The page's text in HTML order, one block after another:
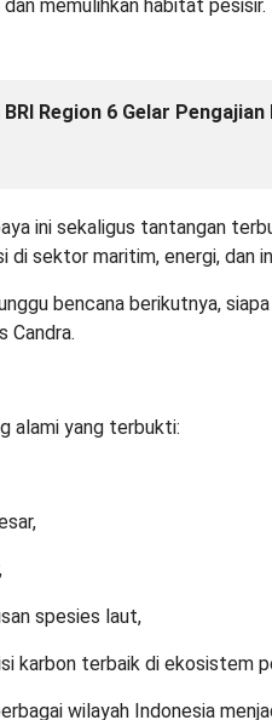
memulihkan habitat pesisir.
Region 6 Gelar Pengajian
ini sekaligus tantangan
di sektor maritim, energi, dan
bencana berikutnya,
Candra.
alami yang terbukti:
spesies laut,
karbon terbaik di ekosistem
wilayah Indonesia